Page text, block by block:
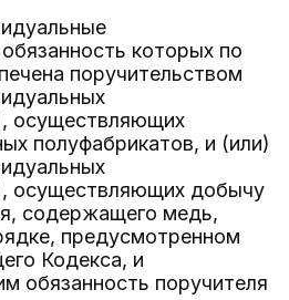
которых по
поручительством
осуществляющих
полуфабрикатов, и (или)
осуществляющих добычу
содержащего медь,
предусмотренном
Кодекса, и
обязанность поручителя